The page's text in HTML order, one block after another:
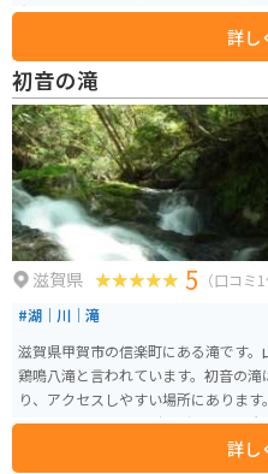
有数の高さを誇る約30メートルの内
のロケ地としても使用されてきました。 広い公園には、お城あり、忍
トラクションあり、忍者の体験あり
す。石垣からみる伊賀の町は眺望良
野城は、公益財団法人伊賀文化産業協
から徒歩で約8分の距離にあります。
までとなっています。
詳し
初音の滝
滋賀県 5 （口コミ1
#湖｜川｜滝
滋賀県甲賀市の信楽町にある滝です
鶏鳴八滝と言われています。初音の
り、アクセスしやすい場所にありま
量はしっかりとありゴツゴツとした
詳し